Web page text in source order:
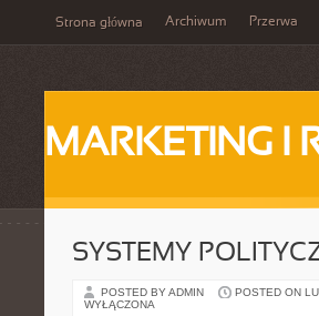
Strona główna Archiwum Przerwa
MARKETING I
SYSTEMY
POSTED BY ADMIN POSTED ON
WYŁĄCZONA